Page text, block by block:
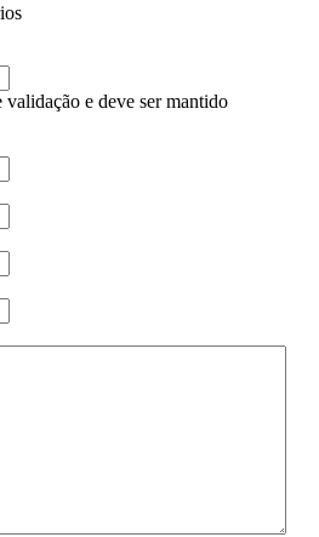
validação e deve ser mantido